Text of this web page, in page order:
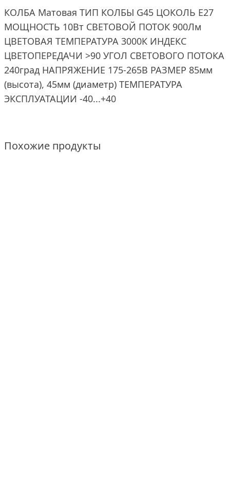
КОЛБА Матовая ТИП КОЛБЫ G45 ЦОКОЛЬ Е27
МОЩНОСТЬ 10Вт СВЕТОВОЙ ПОТОК 900Лм
ЦВЕТОВАЯ ТЕМПЕРАТУРА 3000К ИНДЕКС
ЦВЕТОПЕРЕДАЧИ >90 УГОЛ СВЕТОВОГО ПОТОКА
240град НАПРЯЖЕНИЕ 175-265В РАЗМЕР 85мм
(высота), 45мм (диаметр) ТЕМПЕРАТУРА
ЭКСПЛУАТАЦИИ -40...+40
Похожие продукты